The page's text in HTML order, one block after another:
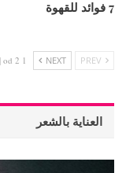
7 فوائد للقهوة
NEXT
1 od 2 |
العناية بالشعر